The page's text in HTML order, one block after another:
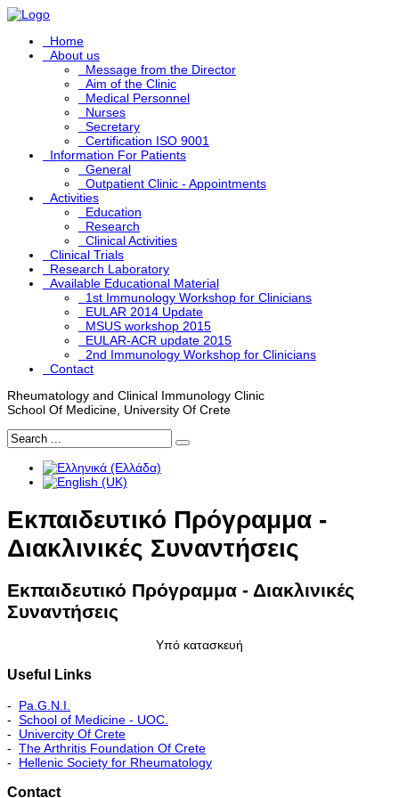
Σημείωση:
Αυτός
ιστότοπος
περιλαμβάνει
προσβασιμότητας.
Home
About us
Message from the Director
Aim of the Clinic
Medical Personnel
Nurses
Secretary
Certification ISO 9001
Information For Patients
General
Outpatient Clinic - Appointments
Activities
Education
Research
Clinical Activities
Clinical Trials
Research Laboratory
Available Educational Material
1st Immunology Workshop for Clinicians
EULAR 2014 Update
MSUS workshop 2015
EULAR-ACR update 2015
2nd Immunology Workshop for Clinicians
Contact
Rheumatology and Clinical Immunology Clinic
School Of Medicine, University Of Crete
Εκπαιδευτικό Πρόγραμμα -
Διακλινικές Συναντήσεις
Εκπαιδευτικό Πρόγραμμα - Διακλινικές
Συναντήσεις
Υπό κατασκευή
Useful Links
- Pa.G.N.I.
- School of Medicine - UOC.
- Univercity Of Crete
- The Arthritis Foundation Of Crete
- Hellenic Society for Rheumatology
Contact